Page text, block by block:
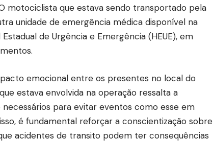
motociclista que estava sendo transportado pela
unidade de emergência médica disponível na
de Urgência e Emergência (HEUE), em
emocional entre os presentes no local do
estava envolvida na operação ressalta a
para evitar eventos como esse em
é fundamental reforçar a conscientização sobre
acidentes de transito podem ter consequências